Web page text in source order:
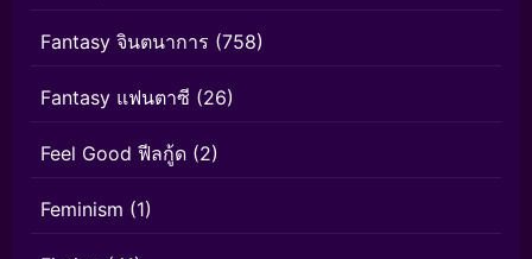
Fantasy จินตนาการ (758)
Fantasy แฟนตาซี (26)
Feel Good ฟีลกู้ด (2)
Feminism (1)